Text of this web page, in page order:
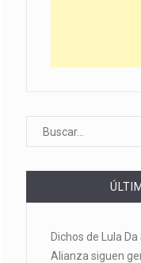
Dichos de Lula
Alianza siguen